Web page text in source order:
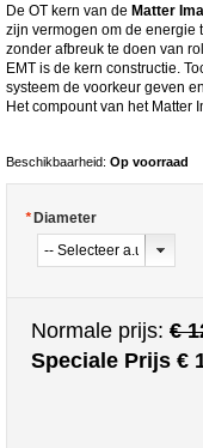
De OT kern van de Matter
zijn vermogen om de energie
zonder afbreuk te doen van
EMT is de kern constructie.
systeem de voorkeur geven
Het compount van het Matter
Beschikbaarheid: Op voorraad
*Diameter
Normale prijs: €
Speciale Prijs €